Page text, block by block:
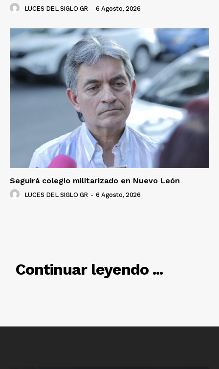
LUCES DEL SIGLO GR - 6 Agosto, 2026
Seguirá colegio militarizado en Nuevo León
LUCES DEL SIGLO GR - 6 Agosto, 2026
Continuar leyendo ...
RELACIONADO